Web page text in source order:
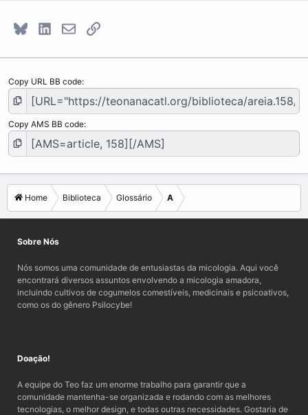
Bluesky LinkedInE-mailLink
Copy URL BB code
Copy AMS BB code
Home Biblioteca Glossário A
Sobre Nós
Nós somos uma comunidade de entusiastas da micologia. Aqui você
encontrará diversos assuntos envolvendo a micologia amadora,
incluindo cultivos de cogumelos comestíveis, medicinais e psicoativos,
como os do gênero Psilocybe!
Doação!
A equipe do Teo faz um enorme trabalho para garantir que a
comunidade mantenha-se organizada e rodando com as melhores
tecnologias, o melhor design, e todas outras necessidades. Gostaria de